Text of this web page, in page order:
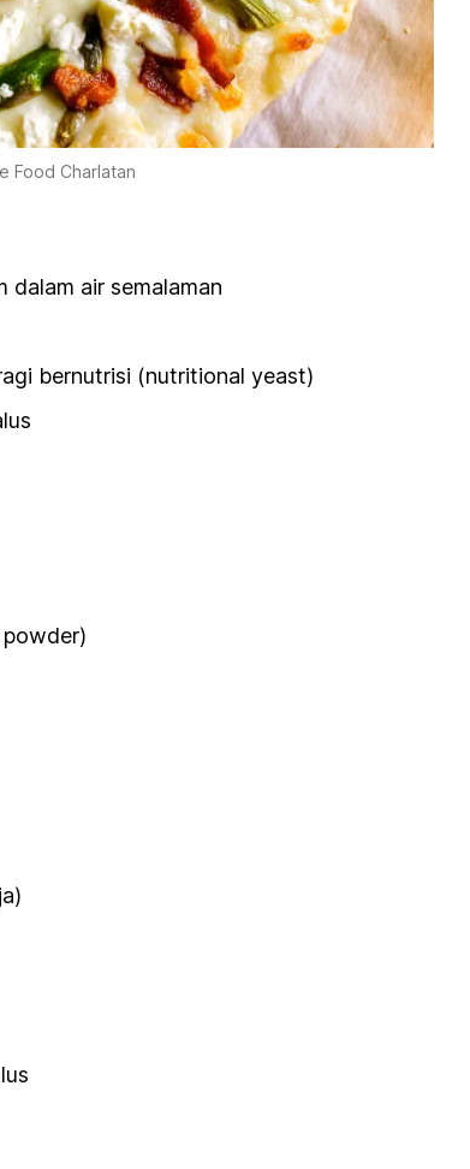
Food Charlatan
dalam air semalaman
bernutrisi (nutritional yeast)
)